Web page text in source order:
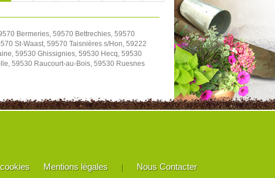
Bermeries, 59570 Bettrechies, 59570
St-Waast, 59570 Taisnières s/Hon, 59222
59530 Ghissignies, 59530 Hecq, 59530
59530 Raucourt-au-Bois, 59530 Ruesnes
Mentions légales Nous Contacter